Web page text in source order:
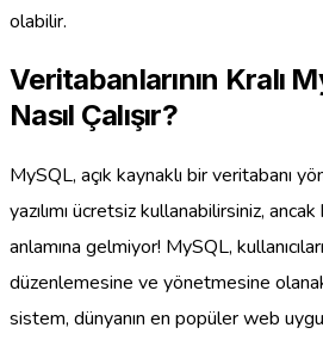
olabilir.
Veritabanlarının Kralı
Nasıl Çalışır?
MySQL, açık kaynaklı bir veritabanı
yazılımı ücretsiz kullanabilirsiniz,
anlamına gelmiyor! MySQL,
düzenlemesine ve yönetmesine
sistem, dünyanın en popüler web